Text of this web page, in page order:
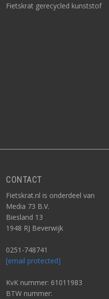
Fietskrat gerecycled kunststof
CONTACT
Fietskrat.nl is onderdeel van
Media 73 B.V.
Biesland 13
1948 RJ Beverwijk
0251-748741
[email protected]
KvK nummer: 61011983
BTW nummer: